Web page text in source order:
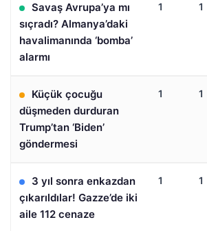
Savaş Avrupa’ya mı
sıçradı? Almanya’daki
havalimanında ‘bomba’
alarmı
1 1
Küçük çocuğu
düşmeden durduran
Trump’tan ‘Biden’
göndermesi
1 1
3 yıl sonra enkazdan
çıkarıldılar! Gazze’de iki
aile 112 cenaze
1 1